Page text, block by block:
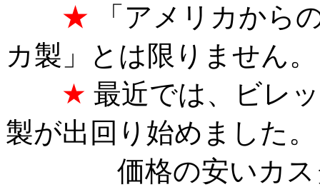
★ 「アメリカから
カ製」とは限りません。
★ 最近では、ビレ
製が出回り始めました。
価格の安いカスタ